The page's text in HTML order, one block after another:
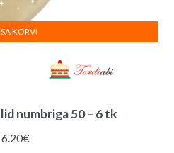
numbriga 50 – 6 tk
6.20€
KORVI